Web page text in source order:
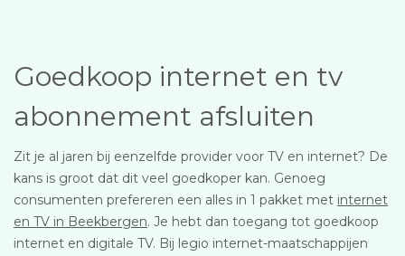
Goedkoop internet en tv
abonnement afsluiten
Zit je al jaren bij eenzelfde provider voor TV en internet? De
kans is groot dat dit veel goedkoper kan. Genoeg
consumenten prefereren een alles in 1 pakket met internet
en TV in Beekbergen. Je hebt dan toegang tot goedkoop
internet en digitale TV. Bij legio internet-maatschappijen